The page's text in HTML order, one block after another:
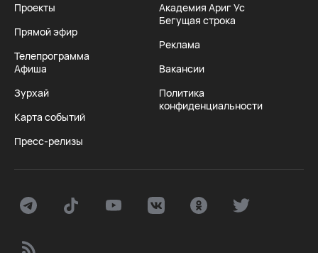
Проекты
Прямой эфир
Телепрограмма
Афиша
Зурхай
Карта событий
Пресс-релизы
Академия Ариг Ус
Бегущая строка
Реклама
Вакансии
Политика
конфиденциальности